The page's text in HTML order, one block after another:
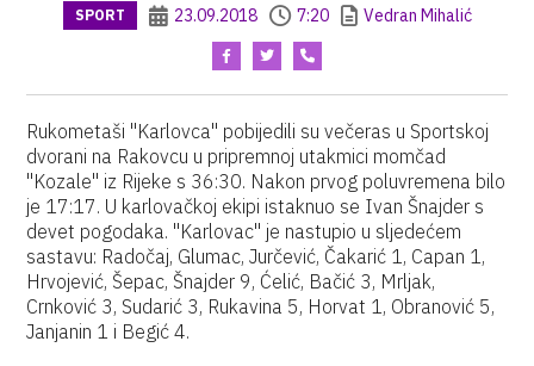
SPORT 23.09.2018 7:20 Vedran Mihalić
Rukometaši "Karlovca" pobijedili su večeras u Sportskoj
dvorani na Rakovcu u pripremnoj utakmici momčad
"Kozale" iz Rijeke s 36:30. Nakon prvog poluvremena bilo
je 17:17. U karlovačkoj ekipi istaknuo se Ivan Šnajder s
devet pogodaka. "Karlovac" je nastupio u sljedećem
sastavu: Radočaj, Glumac, Jurčević, Čakarić 1, Capan 1,
Hrvojević, Šepac, Šnajder 9, Ćelić, Bačić 3, Mrljak,
Crnković 3, Sudarić 3, Rukavina 5, Horvat 1, Obranović 5,
Janjanin 1 i Begić 4.